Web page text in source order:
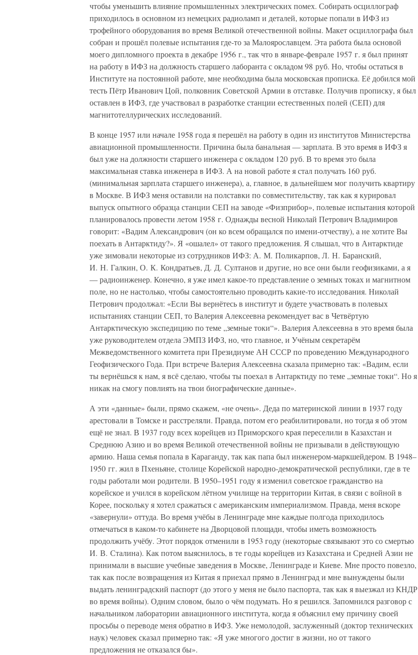
чтобы уменьшить влияние промышленных электрических помех. Собирать осциллограф
приходилось в основном из немецких радиоламп и деталей, которые попали в ИФЗ из
трофейного оборудования во время Великой отечественной войны. Макет осциллографа был
собран и прошёл полевые испытания где-то за Малоярославцем. Эта работа была основой
моего дипломного проекта в декабре 1956 г., так что в январе-феврале 1957 г. я был принят
на работу в ИФЗ на должность старшего лаборанта с окладом 98 руб. Но, чтобы остаться в
Институте на постоянной работе, мне необходима была московская прописка. Её добился мой
тесть Пётр Иванович Цой, полковник Советской Армии в отставке. Получив прописку, я был
оставлен в ИФЗ, где участвовал в разработке станции естественных полей (СЕП) для
магнитотеллурических исследований.
В конце 1957 или начале 1958 года я перешёл на работу в один из институтов Министерства
авиационной промышленности. Причина была банальная — зарплата. В это время в ИФЗ я
был уже на должности старшего инженера с окладом 120 руб. В то время это была
максимальная ставка инженера в ИФЗ. А на новой работе я стал получать 160 руб.
(минимальная зарплата старшего инженера), а, главное, в дальнейшем мог получить квартиру
в Москве. В ИФЗ меня оставили на полставки по совместительству, так как я курировал
выпуск опытного образца станции СЕП на заводе «Физприбор», полевые испытания которой
планировалось провести летом 1958 г. Однажды весной Николай Петрович Владимиров
говорит: «Вадим Александрович (он ко всем обращался по имени-отчеству), а не хотите Вы
поехать в Антарктиду?». Я «ошалел» от такого предложения. Я слышал, что в Антарктиде
уже зимовали некоторые из сотрудников ИФЗ: А. М. Поликарпов, Л. Н. Баранский,
И. Н. Галкин, О. К. Кондратьев, Д. Д. Султанов и другие, но все они были геофизиками, а я
— радиоинженер. Конечно, я уже имел какое-то представление о земных токах и магнитном
поле, но не настолько, чтобы самостоятельно проводить какие-то исследования. Николай
Петрович продолжал: «Если Вы вернётесь в институт и будете участвовать в полевых
испытаниях станции СЕП, то Валерия Алексеевна рекомендует вас в Четвёртую
Антарктическую экспедицию по теме „земные токи“». Валерия Алексеевна в это время была
уже руководителем отдела ЭМПЗ ИФЗ, но, что главное, и Учёным секретарём
Межведомственного комитета при Президиуме АН СССР по проведению Международного
Геофизического Года. При встрече Валерия Алексеевна сказала примерно так: «Вадим, если
ты вернёшься к нам, я всё сделаю, чтобы ты поехал в Антарктиду по теме „земные токи“. Но я
никак на смогу повлиять на твои биографические данные».
А эти «данные» были, прямо скажем, «не очень». Деда по материнской линии в 1937 году
арестовали в Томске и расстреляли. Правда, потом его реабилитировали, но тогда я об этом
ещё не знал. В 1937 году всех корейцев из Приморского края переселили в Казахстан и
Среднюю Азию и во время Великой отечественной войны не призывали в действующую
армию. Наша семья попала в Караганду, так как папа был инженером-маркшейдером. В 1948–
1950 гг. жил в Пхеньяне, столице Корейской народно-демократической республики, где в те
годы работали мои родители. В 1950–1951 году я изменил советское гражданство на
корейское и учился в корейском лётном училище на территории Китая, в связи с войной в
Корее, поскольку я хотел сражаться с американским империализмом. Правда, меня вскоре
«завернули» оттуда. Во время учёбы в Ленинграде мне каждые полгода приходилось
отмечаться в каком-то кабинете на Дворцовой площади, чтобы иметь возможность
продолжить учёбу. Этот порядок отменили в 1953 году (некоторые связывают это со смертью
И. В. Сталина). Как потом выяснилось, в те годы корейцев из Казахстана и Средней Азии не
принимали в высшие учебные заведения в Москве, Ленинграде и Киеве. Мне просто повезло,
так как после возвращения из Китая я приехал прямо в Ленинград и мне вынуждены были
выдать ленинградский паспорт (до этого у меня не было паспорта, так как я выезжал из КНДР
во время войны). Одним словом, было о чём подумать. Но я решился. Запомнился разговор с
начальником лаборатории авиационного института, когда я объяснил ему причину своей
просьбы о переводе меня обратно в ИФЗ. Уже немолодой, заслуженный (доктор технических
наук) человек сказал примерно так: «Я уже многого достиг в жизни, но от такого
предложения не отказался бы».